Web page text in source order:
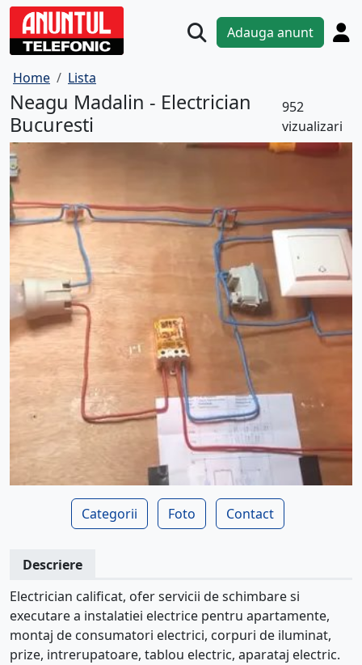
Adauga anunt
Home Lista
Neagu Madalin - Electrician
Bucuresti
952
vizualizari
Categorii Foto Contact
Descriere
Electrician calificat, ofer servicii de schimbare si
executare a instalatiei electrice pentru apartamente,
montaj de consumatori electrici, corpuri de iluminat,
prize, intrerupatoare, tablou electric, aparataj electric.